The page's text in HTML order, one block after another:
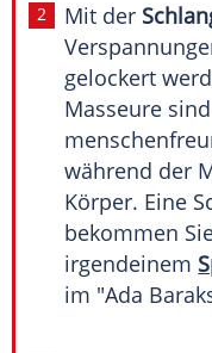
Mit der
gelockert
Masseure
während der
Körper. Eine
bekommen
irgendeinem
im "Ada